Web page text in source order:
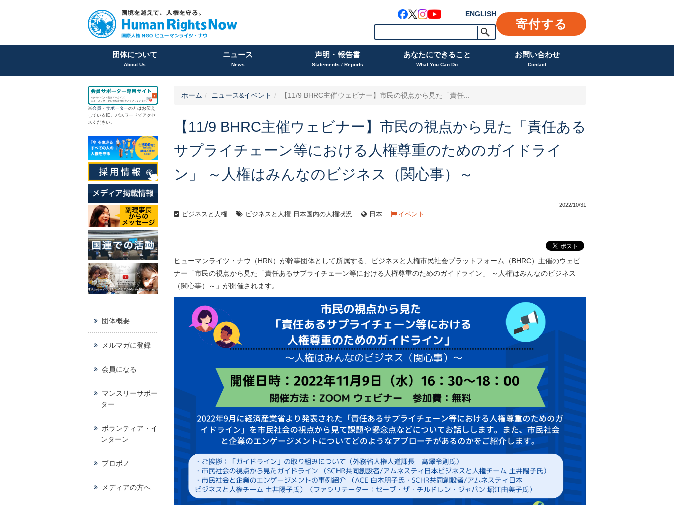
ENGLISH
寄付する
団体について
About Us
ニュース
News
声明・報告書
Statements / Reports
あなたにできること
What You Can Do
お問い合わせ
Contact
ホーム ニュース&イベント 【11/9 BHRC主催ウェビナー】市民の視点から見た「責任...
【11/9 BHRC主催ウェビナー】市民の視点から見た「責任ある
サプライチェーン等における人権尊重のためのガイドライ
ン」 ～人権はみんなのビジネス（関心事）～
2022/10/31
ビジネスと人権 ビジネスと人権 日本国内の人権状況 日本 イベント
ヒューマンライツ・ナウ（HRN）が幹事団体として所属する、ビジネスと人権市民社会プラットフォーム（BHRC）主催のウェビ
ナー「市民の視点から見た「責任あるサプライチェーン等における人権尊重のためのガイドライン」 ～人権はみんなのビジネス
（関心事）～」が開催されます。
※会員 ・ サポーターの方はお伝え
しているID、パスワードでアクセ
スください。
団体概要
メルマガに登録
会員になる
マンスリーサポー
ター
ボランティア・イ
ンターン
プロボノ
メディアの方へ